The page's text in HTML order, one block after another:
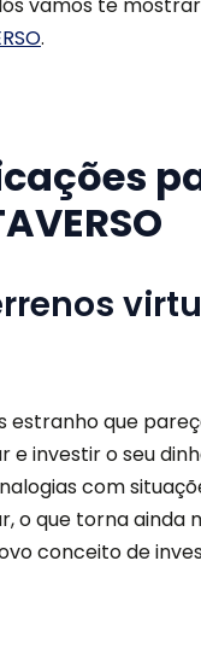
vamos te
.
estranho que
e investir o seu
com
o que torna ainda
conceito de